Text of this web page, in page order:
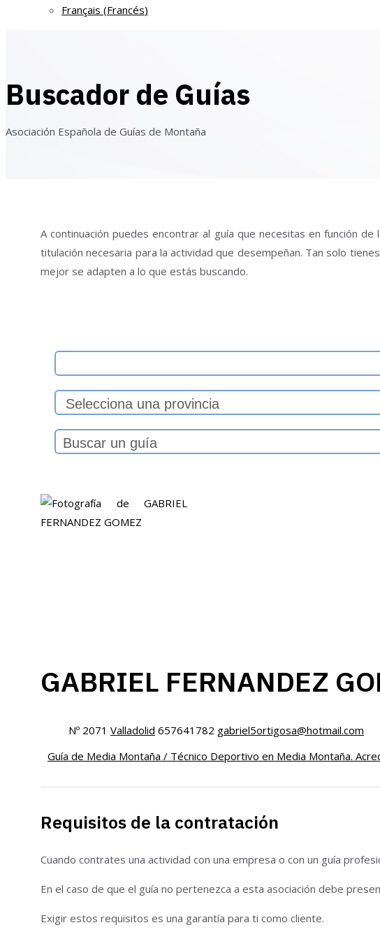
Français (Francés)
Buscador de Guías
Asociación Española de Guías de Montaña
A continuación puedes encontrar al guía que necesitas en función
titulación necesaria para la actividad que desempeñan. Tan solo
mejor se adapten a lo que estás buscando.
GABRIEL FERNANDEZ
Nº 2071 Valladolid 657641782 gabriel5ortigosa@hotmail.com
Guía de Media Montaña / Técnico Deportivo en Media Montaña.
Requisitos de la contratación
Cuando contrates una actividad con una empresa o con un guía
En el caso de que el guía no pertenezca a esta asociación debe
Exigir estos requisitos es una garantía para ti como cliente.